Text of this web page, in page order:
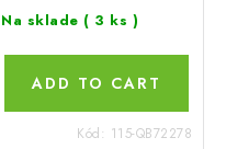
Na sklade ( 3 ks )
ADD TO CART
Kód: 115-QB72278